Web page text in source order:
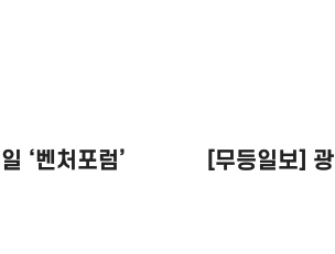
‘벤처포럼’
[무등일보]